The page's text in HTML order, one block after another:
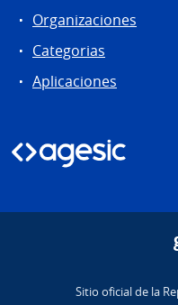
Organizaciones
Categorias
Aplicaciones
Sitio oficial de la